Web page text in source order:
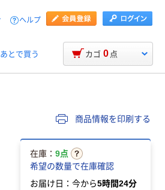
ヘルプ
あとで買う カゴ 0 点
商品情報を印刷する
在庫： 9点
希望の数量で在庫確認
お届け日：今から5時間24分